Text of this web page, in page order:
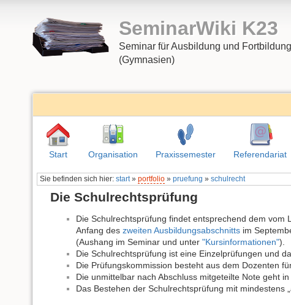
SeminarWiki K23
Seminar für Ausbildung und
(Gymnasien)
Start Organisation Praxissemester Referendariat
Sie befinden sich hier:start »portfolio »pruefung »schulrecht
Die Schulrechtsprüfung
Die Schulrechtsprüfung findet entsprechend dem
Anfang deszweiten Ausbildungsabschnitts im
(Aushang im Seminar und unter"Kursinformationen").
Die Schulrechtsprüfung ist eine Einzelprüfungen und
Die Prüfungskommission besteht aus dem Dozenten
Die unmittelbar nach Abschluss mitgeteilte Note geht
Das Bestehen der Schulrechtsprüfung mit mindestens